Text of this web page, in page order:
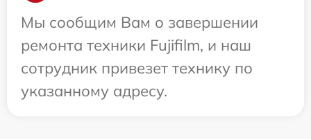
Мы сообщим Вам о завершении
ремонта техники Fujifilm, и наш
сотрудник привезет технику по
указанному адресу.